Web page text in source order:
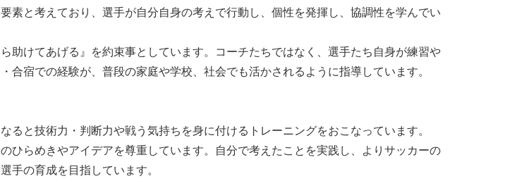
素と考えており、選手が自分自身の考えで行動し、個性を発揮し、協調性を学んでい
助けてあげる』を約束事としています。コーチたちではなく、選手たち自身が練習や
宿での経験が、普段の家庭や学校、社会でも活かされるように指導しています。
と技術力・判断力や戦う気持ちを身に付けるトレーニングをおこなっています。
ひらめきやアイデアを尊重しています。自分で考えたことを実践し、よりサッカーの
手の育成を目指しています。